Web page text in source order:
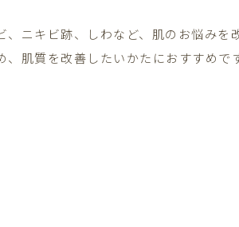
、ニキビ跡、しわなど、肌のお悩みを
肌質を改善したいかたにおすすめです